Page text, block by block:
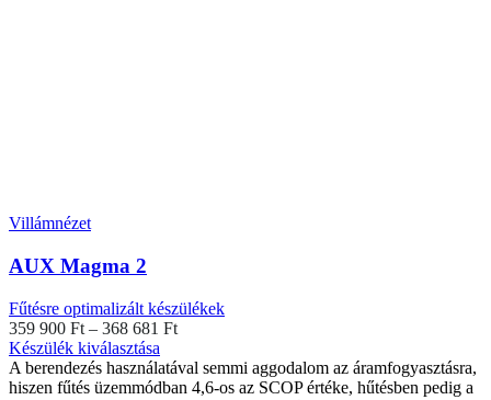
Villámnézet
AUX Magma 2
Fűtésre optimalizált készülékek
359 900 Ft – 368 681 FtÁrtartomány:
900 Ft
-
Készülék kiválasztása
a
terméknek
A berendezés használatával semmi aggodalom az áramfogyasztásra,
hiszen fűtés üzemmódban 4,6-os az SCOP értéke, hűtésben pedig a